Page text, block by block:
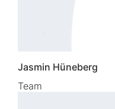
Jasmin Hüneberg
Team